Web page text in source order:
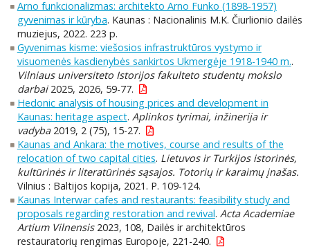
Arno funkcionalizmas: architekto Arno Funko (1898-1957)
gyvenimas ir kūryba. Kaunas : Nacionalinis M.K. Čiurlionio dailės
muziejus, 2022. 223 p.
Gyvenimas kisme: viešosios infrastruktūros vystymo ir
visuomenės kasdienybės sankirtos Ukmergėje 1918-1940 m..
Vilniaus universiteto Istorijos fakulteto studentų mokslo
darbai2025, 2026, 59-77.
Hedonic analysis of housing prices and development in
Kaunas: heritage aspect. Aplinkos tyrimai, inžinerija ir
vadyba2019, 2 (75), 15-27.
Kaunas and Ankara: the motives, course and results of the
relocation of two capital cities. Lietuvos ir Turkijos istorinės,
kultūrinės ir literatūrinės sąsajos. Totorių ir karaimų įnašas.
Vilnius : Baltijos kopija, 2021. P. 109-124.
Kaunas Interwar cafes and restaurants: feasibility study and
proposals regarding restoration and revival. Acta Academiae
Artium Vilnensis2023, 108, Dailės ir architektūros
restauratorių rengimas Europoje, 221-240.